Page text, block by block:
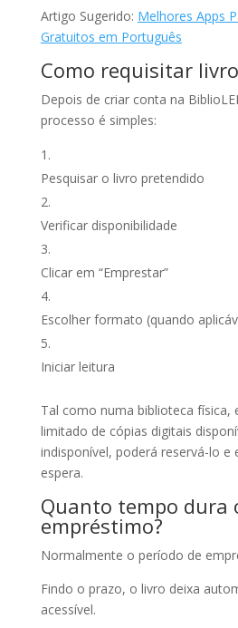
Artigo Sugerido: Melhores Apps
Gratuitos em Português
Como requisitar
Depois de criar conta na
processo é simples:
Pesquisar o livro pretendido
Verificar disponibilidade
Clicar em “Emprestar”
Escolher formato (quando
Iniciar leitura
Tal como numa biblioteca física,
limitado de cópias digitais
indisponível, poderá reservá-lo e
espera.
Quanto tempo dura
empréstimo?
Normalmente o período de
Findo o prazo, o livro deixa
acessível.